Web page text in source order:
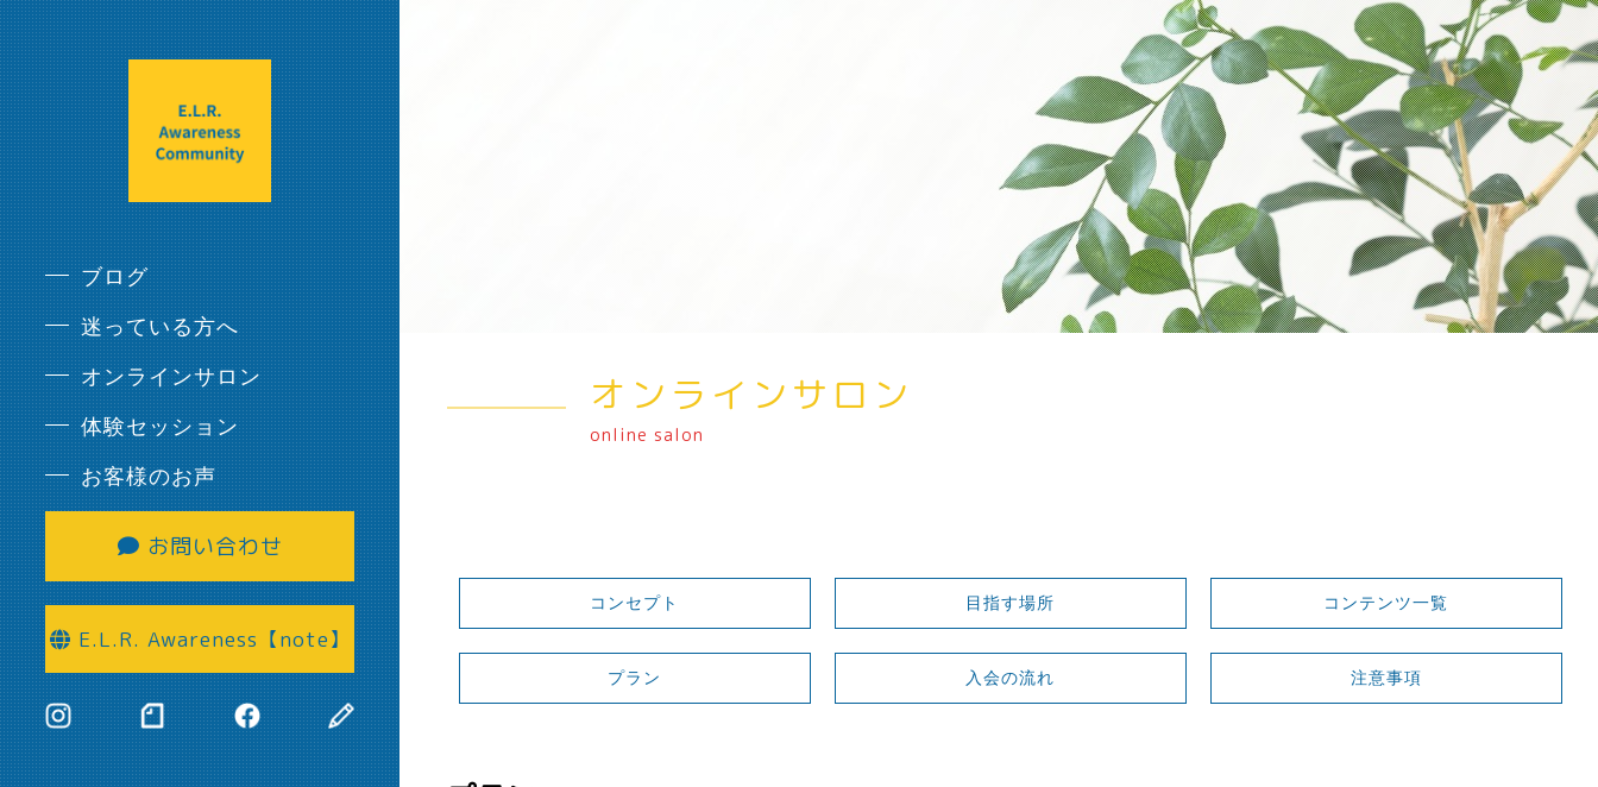
ブログ
迷っている方へ
オンラインサロン
体験セッション
お客様のお声
お問い合わせ
E.L.R. Awareness【note】
オンラインサロン
online salon
コンセプト 目指す場所 コンテンツ一覧
プラン 入会の流れ 注意事項